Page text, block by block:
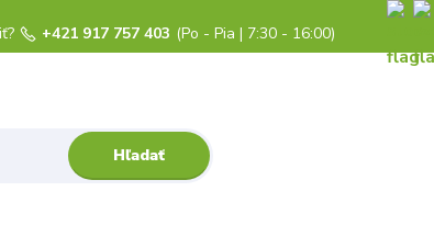
Hľadať
+421 917 757 403 (Po - Pia | 7:30 - 16:00)